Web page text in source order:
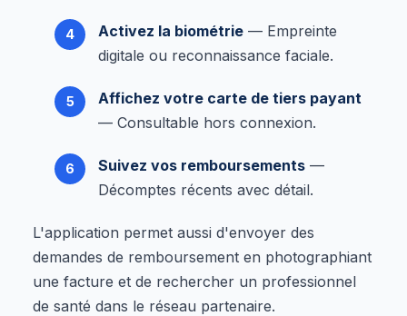
Activez la biométrie — Empreinte
digitale ou reconnaissance faciale.
Affichez votre carte de tiers payant
— Consultable hors connexion.
Suivez vos remboursements —
Décomptes récents avec détail.
L'application permet aussi d'envoyer des
demandes de remboursement en photographiant
une facture et de rechercher un professionnel
de santé dans le réseau partenaire.